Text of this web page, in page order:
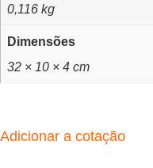
0,116 kg
Dimensões
32 × 10 × 4 cm
Adicionar a cotação